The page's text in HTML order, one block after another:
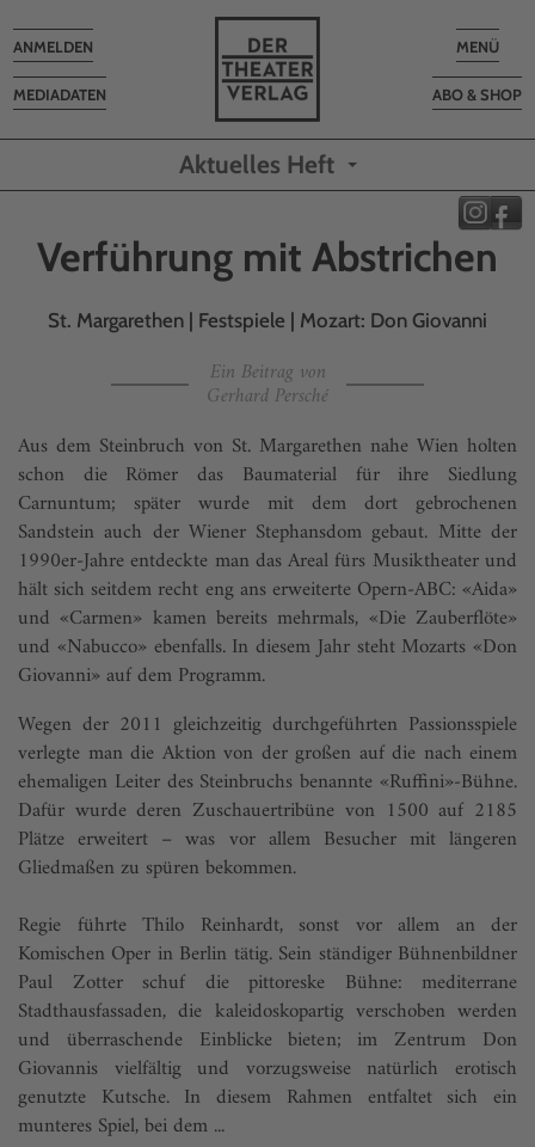
Toggle
MENÜ
ABO & SHOP
MEDIADATEN
Toggle
navigation
ANMELDEN
Aktuelles Heft
Verführung mit Abstrichen
St. Margarethen | Festspiele | Mozart: Don Giovanni
Ein Beitrag von
Gerhard Persché
Aus dem Steinbruch von St. Margarethen nahe Wien holten
schon die Römer das Baumaterial für ihre Siedlung
Carnuntum; später wurde mit dem dort gebrochenen
Sandstein auch der Wiener Stephansdom gebaut. Mitte der
1990er-Jahre entdeckte man das Areal fürs Musiktheater und
hält sich seitdem recht eng ans erweiterte Opern-ABC: «Aida»
und «Carmen» kamen bereits mehrmals, «Die Zauberflöte»
und «Nabucco» ebenfalls. In diesem Jahr steht Mozarts «Don
Giovanni» auf dem Programm.
Wegen der 2011 gleichzeitig durchgeführten Passionsspiele
verlegte man die Aktion von der großen auf die nach einem
ehemaligen Leiter des Steinbruchs benannte «Ruffini»-Bühne.
Dafür wurde deren Zuschauertribüne von 1500 auf 2185
Plätze erweitert – was vor allem Besucher mit längeren
Gliedmaßen zu spüren bekommen.
Regie führte Thilo Reinhardt, sonst vor allem an der
Komischen Oper in Berlin tätig. Sein ständiger Bühnenbildner
Paul Zotter schuf die pittoreske Bühne: mediterrane
Stadthausfassaden, die kaleidoskopartig verschoben werden
und überraschende Einblicke bieten; im Zentrum Don
Giovannis vielfältig und vorzugsweise natürlich erotisch
genutzte Kutsche. In diesem Rahmen entfaltet sich ein
munteres Spiel, bei dem ...